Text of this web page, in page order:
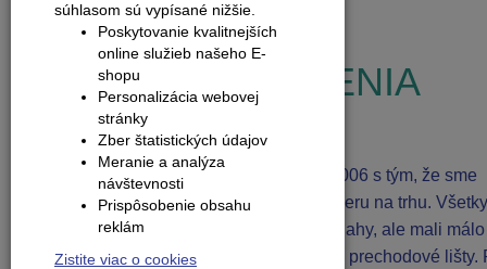
OSLAVUJEME 15.
VÝROČIE ZALOŽENIA
FIRMY
Spoločnosť K-Produkt SK vznikla v roku 2006 s tým, že sme
chceli s českou firmou K-Produkt zaplniť dieru na trhu. Všetky
konkurenčné firmy ponúkali plávajúce podlahy, ale mali málo
doplnkových materiálov ako soklové lišty a prechodové lišty.
súhlasom sú vypísané nižšie.
Poskytovanie kvalitnejších
online služieb našeho E-
shopu
Personalizácia webovej
stránky
Zber štatistických údajov
Meranie a analýza
návštevnosti
Prispôsobenie obsahu
reklám
Zistite viac o cookies